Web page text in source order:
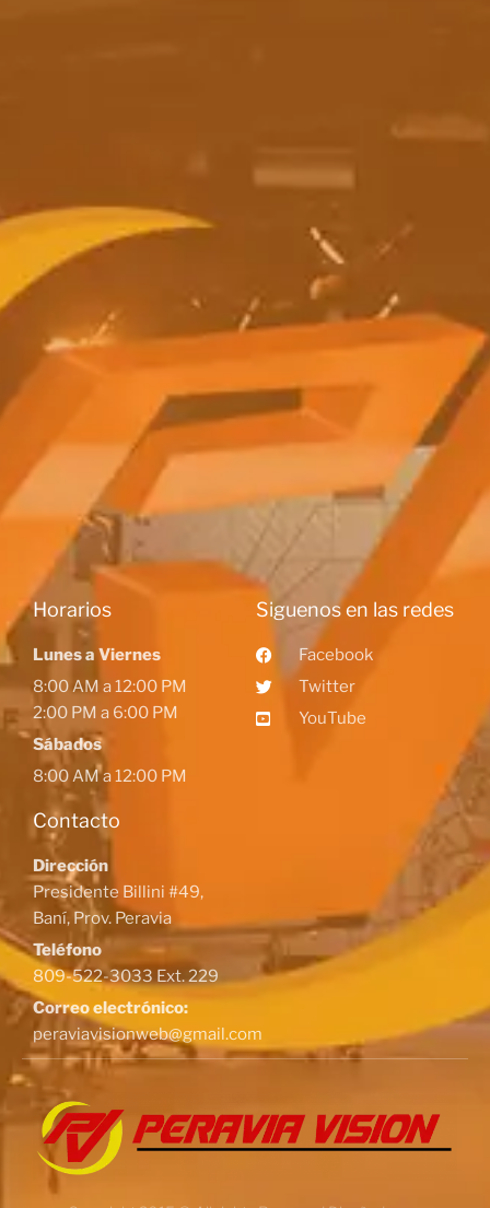
Horarios
Lunes a Viernes
8:00 AM a 12:00 PM
2:00 PM a 6:00 PM
Sábados
8:00 AM a 12:00 PM
Contacto
Dirección
Presidente Billini #49,
Baní, Prov. Peravia
Teléfono
809-522-3033 Ext. 229
Correo electrónico:
peraviavisionweb@gmail.com
Siguenos en las redes
Facebook
Twitter
YouTube